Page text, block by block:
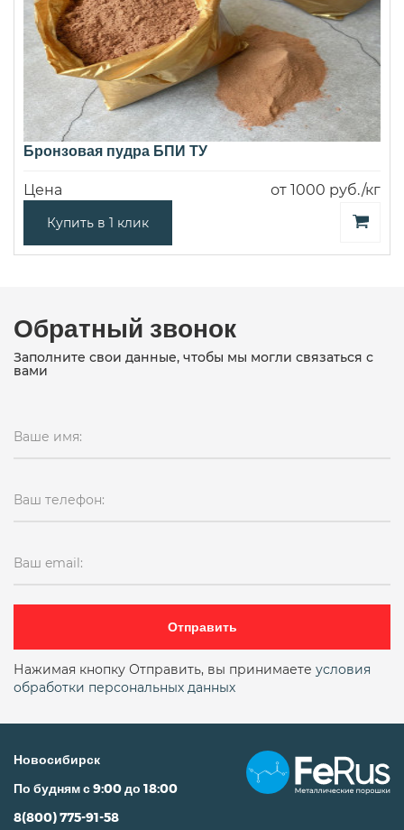
Бронзовая пудра БПИ ТУ
Цена от 1000 руб./кг
Купить в 1 клик
Обратный звонок
Заполните свои данные, чтобы мы могли связаться с
вами
Ваше имя:
Ваш телефон:
Ваш email:
Отправить
Нажимая кнопку Отправить, вы принимаете условия
обработки персональных данных
Новосибирск
По будням с 9:00 до 18:00
8(800) 775-91-58